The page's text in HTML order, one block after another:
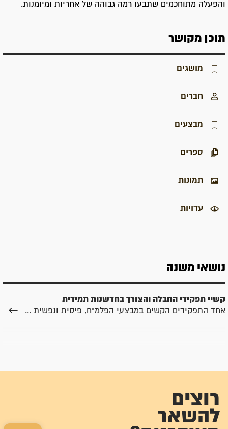
והפעלה מתוחכמים שתבעו רמה גבוהה של אחריות ומיומנות.
תוכן מקושר
מושגים
חברים
מבצעים
ספרים
תמונות
עדויות
נושאי משנה
קשיי תפקידי החבלה והצורך בחדשנות תמידית
אחד התפקידים הקשים במבצעי הפלמ"ח, פיסית ונפשית ...
רוצים
להשאר